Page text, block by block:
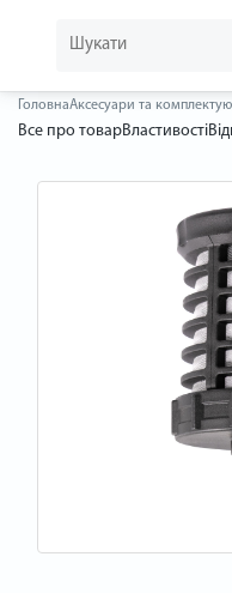
ГоловнаАксесуари та
Все про товарВластивості